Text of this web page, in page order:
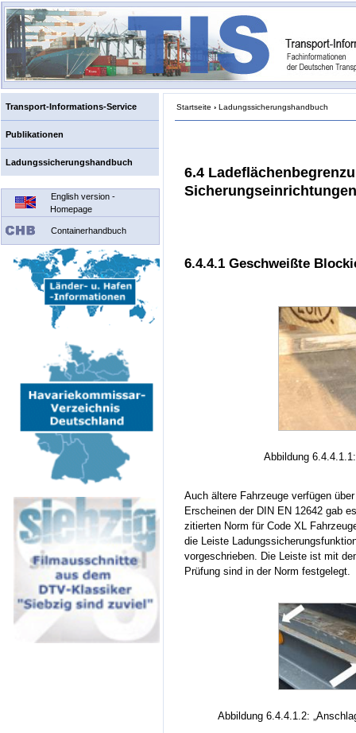
Transport-Informations-Service
Publikationen
Ladungssicherungshandbuch
English version -
Homepage
Containerhandbuch
Startseite › Ladungssicherungshandbuch
6.4
Sicherungseinrichtungen
6.4.4.1 Geschweißte
Abbildung
Auch ältere Fahrzeuge verfügen
Erscheinen der DIN EN 12642 gab
zitierten Norm für Code XL
die Leiste
vorgeschrieben. Die Leiste ist mit
Prüfung sind in der Norm festgelegt.
Abbildung 6.4.4.1.2: